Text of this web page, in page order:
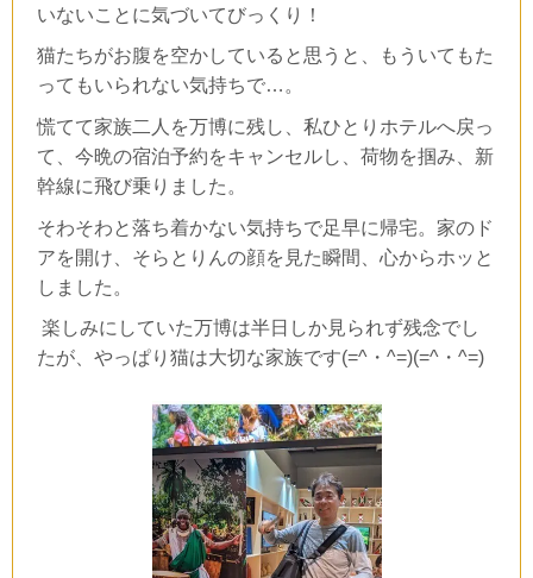
いないことに気づいてびっくり！
猫たちがお腹を空かしていると思うと、もういてもた
ってもいられない気持ちで…。
慌てて家族二人を万博に残し、私ひとりホテルへ戻っ
て、今晩の宿泊予約をキャンセルし、荷物を掴み、新
幹線に飛び乗りました。
そわそわと落ち着かない気持ちで足早に帰宅。家のド
アを開け、そらとりんの顔を見た瞬間、心からホッと
しました。
楽しみにしていた万博は半日しか見られず残念でし
たが、やっぱり猫は大切な家族です(=^・^=)(=^・^=)